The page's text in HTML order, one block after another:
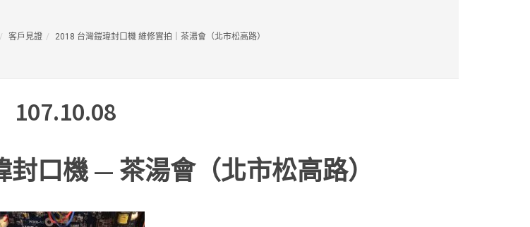
客戶見證 2018 台灣鎧瑋封口機 維修實拍｜茶湯會（北市松高路）
107.10.08
封口機 — 茶湯會（北市松高路）